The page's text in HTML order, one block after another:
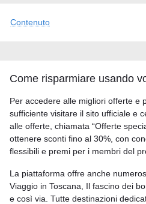
Contenuto
Come risparmiare usando
Per accedere alle migliori offerte e
sufficiente visitare il sito ufficiale e
alle offerte, chiamata “Offerte
ottenere sconti fino al 30%, con
flessibili e premi per i membri del
La piattaforma offre anche
Viaggio in Toscana, Il fascino dei
e così via. Tutte destinazioni